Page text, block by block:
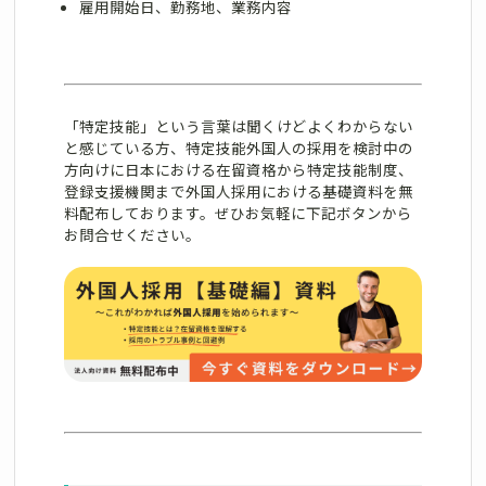
雇用開始日、勤務地、業務内容
「特定技能」という言葉は聞くけどよくわからない
と感じている方、特定技能外国人の採用を検討中の
方向けに日本における在留資格から特定技能制度、
登録支援機関まで外国人採用における基礎資料を無
料配布しております。ぜひお気軽に下記ボタンから
お問合せください。